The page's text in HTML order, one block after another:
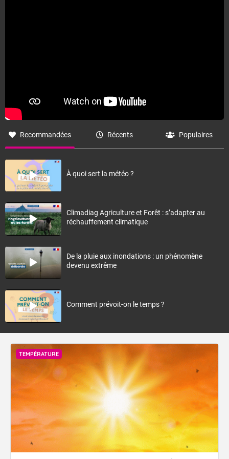
Recommandées Récents Populaires
À quoi sert la météo ?
Climadiag Agriculture et Forêt : s’adapter au
réchauffement climatique
De la pluie aux inondations : un phénomène
devenu extrême
Comment prévoit-on le temps ?
TEMPÉRATURE